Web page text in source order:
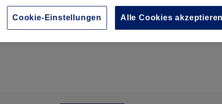
Gesichtsbehandlung - Anti-Aging
Cookie-Einstellungen Alle Cookies